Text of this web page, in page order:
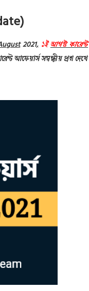
2021,১ইআগস্ট কারেন্ট
আফেয়ার্স সম্বন্ধীয় প্রশ্ন দেখে